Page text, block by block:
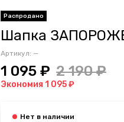
Шапка
Артикул: —
1 095 ₽ 2 190 ₽
Экономия 1 095 ₽